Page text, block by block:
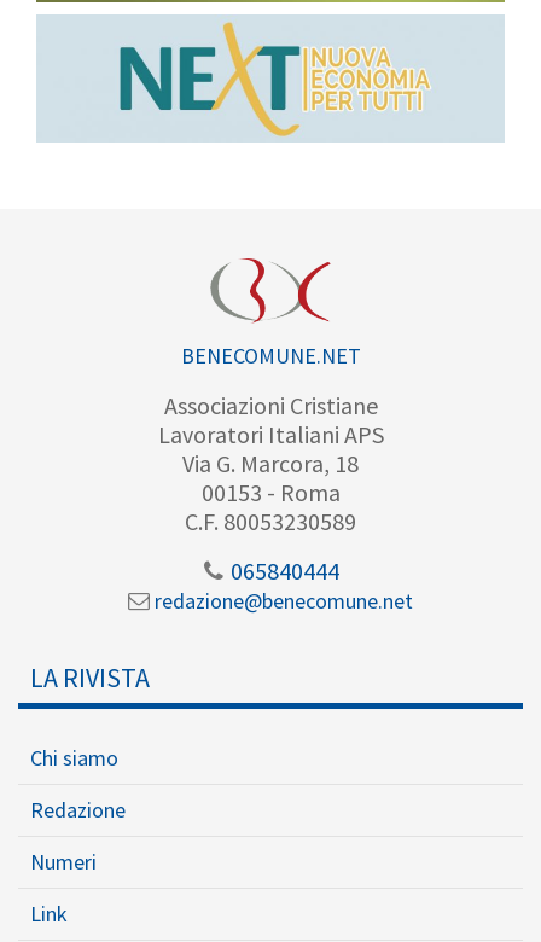
BENECOMUNE.NET
Associazioni Cristiane
Lavoratori Italiani APS
Via G. Marcora, 18
00153 - Roma
C.F. 80053230589
065840444
redazione@benecomune.net
LA RIVISTA
Chi siamo
Redazione
Numeri
Link